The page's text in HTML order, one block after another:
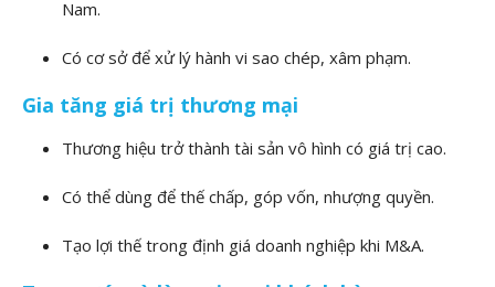
Nam.
Có cơ sở để xử lý hành vi sao chép, xâm phạm.
Gia tăng giá trị thương mại
Thương hiệu trở thành tài sản vô hình có giá trị cao.
Có thể dùng để thế chấp, góp vốn, nhượng quyền.
Tạo lợi thế trong định giá doanh nghiệp khi M&A.